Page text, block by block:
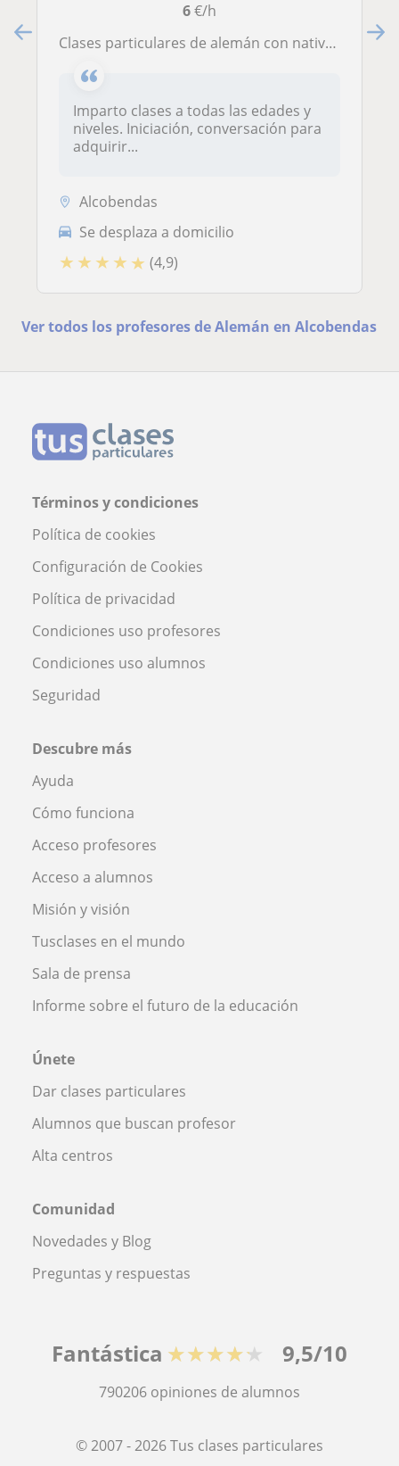
6€/h
Clases particulares de alemán con nativa. Más allá de los libros
Imparto clases a todas las edades y
niveles. Iniciación, conversación para
adquirir...
Alcobendas
Se desplaza a domicilio
★ ★ ★ ★ ★ (4,9)
Ver todos los profesores de Alemán en Alcobendas
Términos y condiciones
Política de cookies
Configuración de Cookies
Política de privacidad
Condiciones uso profesores
Condiciones uso alumnos
Seguridad
Descubre más
Ayuda
Cómo funciona
Acceso profesores
Acceso a alumnos
Misión y visión
Tusclases en el mundo
Sala de prensa
Informe sobre el futuro de la educación
Únete
Dar clases particulares
Alumnos que buscan profesor
Alta centros
Comunidad
Novedades y Blog
Preguntas y respuestas
Fantástica ★★★★★ 9,5/10
790206 opiniones de alumnos
© 2007 - 2026 Tus clases particulares